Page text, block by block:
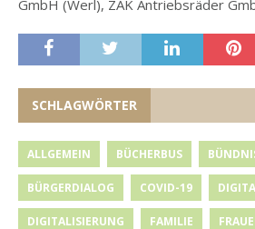
GmbH (Werl), ZAK Antriebsräder
SCHLAGWÖRTER
ALLGEMEIN BÜCHERBUS
BÜRGERDIALOG COVID-19
DIGITALISIERUNG FAMILIE